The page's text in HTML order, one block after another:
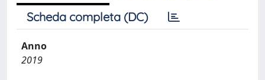
Scheda completa (DC)
Anno
2019